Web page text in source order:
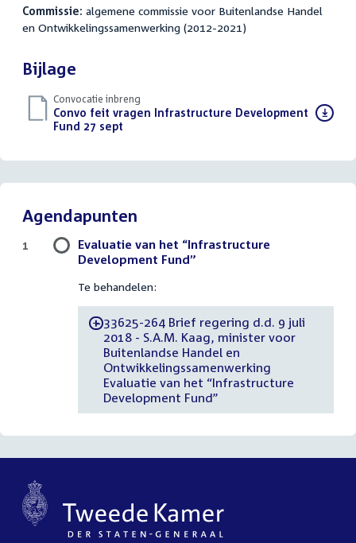
Commissie: algemene commissie voor Buitenlandse Handel
en Ontwikkelingssamenwerking (2012-2021)
Bijlage
Convocatie inbreng
Download
bestand:
Convo feit vragen Infrastructure Development
Fund 27 sept
Agendapunten
Evaluatie van het “Infrastructure
Development Fund”
Te behandelen:
-33625-264 Brief regering d.d. 9 juli
2018 - S.A.M. Kaag, minister voor
Buitenlandse Handel en
Ontwikkelingssamenwerking
Evaluatie van het “Infrastructure
Development Fund”
1